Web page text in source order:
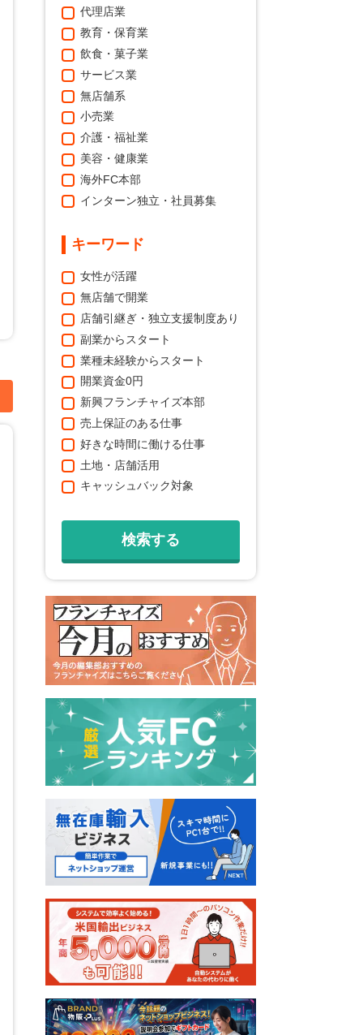
代理店業
教育・保育業
飲食・菓子業
サービス業
無店舗系
小売業
介護・福祉業
美容・健康業
海外FC本部
インターン独立・社員募集
キーワード
女性が活躍
無店舗で開業
店舗引継ぎ・独立支援制度あり
副業からスタート
業種未経験からスタート
開業資金0円
新興フランチャイズ本部
売上保証のある仕事
好きな時間に働ける仕事
土地・店舗活用
キャッシュバック対象